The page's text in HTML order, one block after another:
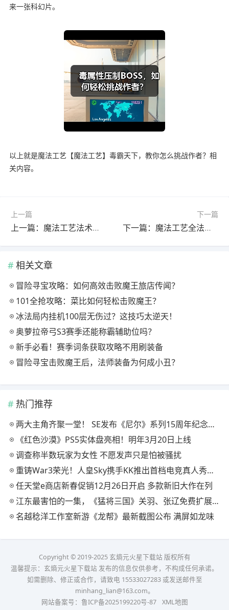
来一张科幻片。
以上就是魔法工艺【魔法工艺】毒霸天下，教你怎么挑战作者？相
关内容。
上一篇
上一篇：魔法工艺法术飞弹全图鉴：详细解析技能与实战技巧
下一篇
下一篇：魔法工艺全法术图鉴法术增强第三部分
相关文章
冒险寻宝攻略：如何高效击败魔王旅店传闻？
101全抢攻略：菜比如何轻松击败魔王？
冰法局内挂机100层无伤过？这技巧太逆天！
奥萝拉帝弓S3赛季还能称霸辅助位吗？
新手必看！赛季词条获取攻略不用刷装备
冒险寻宝击败魔王后，法师装备为何成小丑？
热门推荐
两大主角齐聚一堂！ SE发布《尼尔》系列15周年纪念典藏套装
《红色沙漠》PS5实体盘亮相！明年3月20日上线
调查称半数玩家为女性 不愿发声只是怕被骚扰
重铸War3荣光！人皇Sky携手KK推出首档电竞真人秀《寻找下一个Sky》
任天堂e商店新春促销12月26日开启 多款新旧大作在列
江东最害怕的一集，《猛将三国》关羽、张辽免费扩展包现已上线
名越稔洋工作室新游《龙帮》最新截图公布 满屏如龙味
Copyright © 2019-2025 玄熵元火星下载站 版权所有
温馨提示：玄熵元火星下载站 发布的信息仅供参考，不构成任何承诺。
如需删除、修正或合作，请致电 15533027283 或发送邮件至
minhang_lian@163.com。
网站备案号： 鲁ICP备2025199220号-87 XML地图